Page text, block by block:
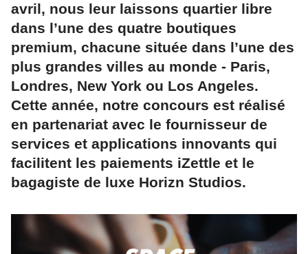
avril, nous leur laissons quartier libre
dans l’une des quatre boutiques
premium, chacune située dans l’une des
plus grandes villes au monde - Paris,
Londres, New York ou Los Angeles.
Cette année, notre concours est réalisé
en partenariat avec le fournisseur de
services et applications innovants qui
facilitent les paiements iZettle et le
bagagiste de luxe Horizn Studios.